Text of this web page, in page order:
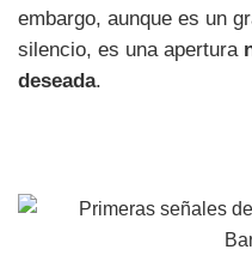
embargo, aunque es un
silencio, es una apertura
deseada.